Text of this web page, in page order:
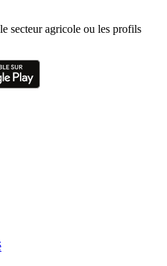
secteur agricole ou les profils